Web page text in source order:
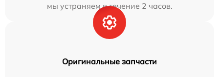
мы устраняем в течение 2 часов.
Оригинальные запчасти